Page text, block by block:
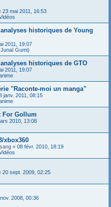
23 mai 2011, 16:53
historiques de Young
2011, 19:07
Gumi)
historiques de GTO
2011, 19:07
"Raconte-moi un manga"
janv. 2011, 08:15
For Gollum
2010, 13:08
xbox360
« 08 févr. 2010, 18:19
20 sept. 2009, 02:25
2008, 00:36